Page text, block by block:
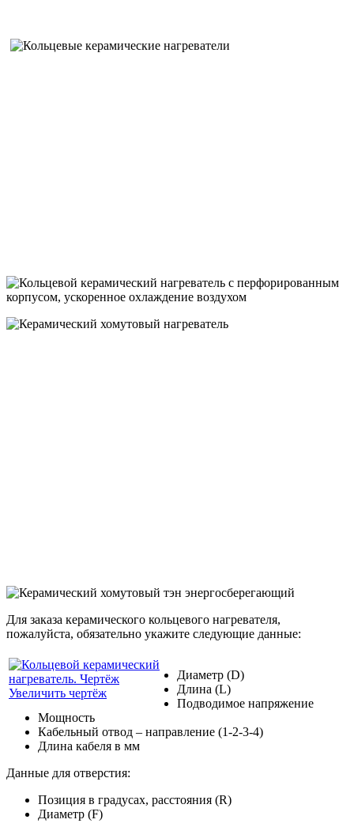
Для заказа керамического кольцевого нагревателя,
пожалуйста, обязательно укажите следующие данные:
Увеличить чертёж
Диаметр (D)
Длина (L)
Подводимое напряжение
Мощность
Кабельный отвод – направление (1-2-3-4)
Длина кабеля в мм
Данные для отверстия:
Позиция в градусах, расстояния (R)
Диаметр (F)